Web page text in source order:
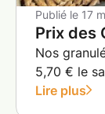
Publié le 17
Prix des
Nos
5,70 € le
contexte
Lire plus